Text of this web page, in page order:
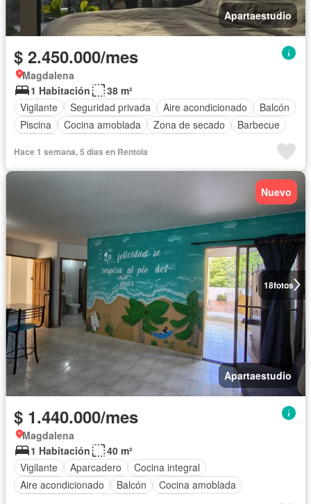
Apartaestudio
$ 2.450.000/mes
Magdalena
1 Habitación
38 m²
Vigilante
Seguridad privada Aire acondicionado
Balcón
Piscina
Cocina amoblada Zona de secado
Barbecue
Completamente amoblado
Hace 1 semana, 5 días en Rentola
18fotos
Nuevo
Apartaestudio
$ 1.440.000/mes
Magdalena
1 Habitación
40 m²
Vigilante
Aparcadero
Cocina integral
Aire acondicionado
Balcón
Cocina amoblada